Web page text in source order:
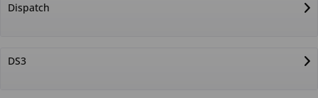
Dispatch
DS3